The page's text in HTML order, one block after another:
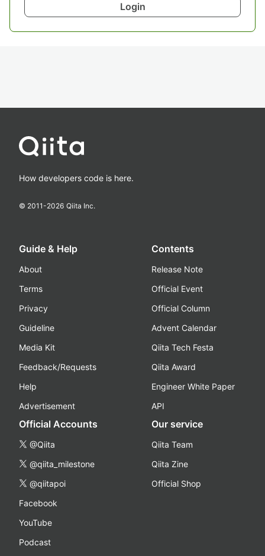
Login
How developers code is here.
© 2011-2026 Qiita Inc.
Guide & Help
About
Terms
Privacy
Guideline
Media Kit
Feedback/Requests
Help
Advertisement
Contents
Release Note
Official Event
Official Column
Advent Calendar
Qiita Tech Festa
Qiita Award
Engineer White Paper
API
Official Accounts
@Qiita
@qiita_milestone
@qiitapoi
Facebook
YouTube
Podcast
Our service
Qiita Team
Qiita Zine
Official Shop